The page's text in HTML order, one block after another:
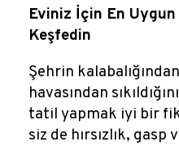
Eviniz İçin En
Keşfedin
Şehrin
havasından
tatil yapmak iyi bir
siz de hırsızlık,